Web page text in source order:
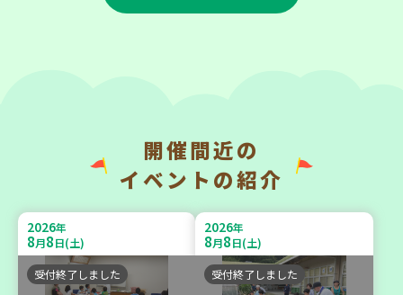
神戸市兵庫区
地域で暮らしたい 「コープ
くらしの助け合いの会」
（会場：兵庫）
ボランティア
神戸市兵庫区
BOSAI(ぼうさい)教室～か
ぞくで楽しくまなぼうさい
～
学び・体験
開催間近の
イベントの紹介
2026年
8月8日(土)
受付終了しました
2026年
8月8日(土)
受付終了しました